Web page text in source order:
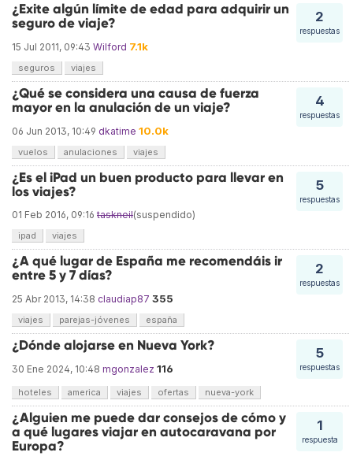
2
respuestas
¿Exite algún límite de edad para adquirir un
seguro de viaje?
15 Jul 2011, 09:43 Wilford 7.1k
seguros viajes
4
respuestas
¿Qué se considera una causa de fuerza
mayor en la anulación de un viaje?
06 Jun 2013, 10:49 dkatime 10.0k
vuelos anulaciones viajes
5
respuestas
¿Es el iPad un buen producto para llevar en
los viajes?
01 Feb 2016, 09:16 taskneil(suspendido)
ipad viajes
2
respuestas
¿A qué lugar de España me recomendáis ir
entre 5 y 7 días?
25 Abr 2013, 14:38 claudiap87 355
viajes parejas-jóvenes españa
5
respuestas
¿Dónde alojarse en Nueva York?
30 Ene 2024, 10:48 mgonzalez 116
hoteles america viajes ofertas nueva-york
1
respuesta
¿Alguien me puede dar consejos de cómo y
a qué lugares viajar en autocaravana por
Europa?